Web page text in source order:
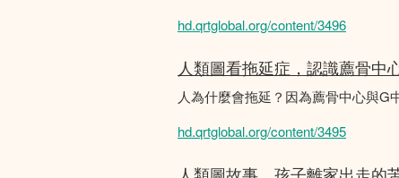
hd.qrtglobal.org/content/3496
人類圖看拖延症，認識薦骨中
人為什麼會拖延？因為薦骨中心與G
hd.qrtglobal.org/content/3495